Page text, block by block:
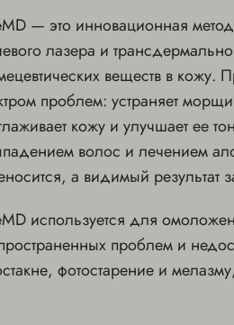
— это инновационная
лазера и
веществ в кожу.
проблем: устраняет
кожу и улучшает ее
волос и лечением
а видимый результат
используется для
проблем и
фотостарение и